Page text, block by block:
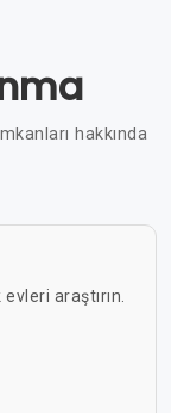
hakkında
araştırın.